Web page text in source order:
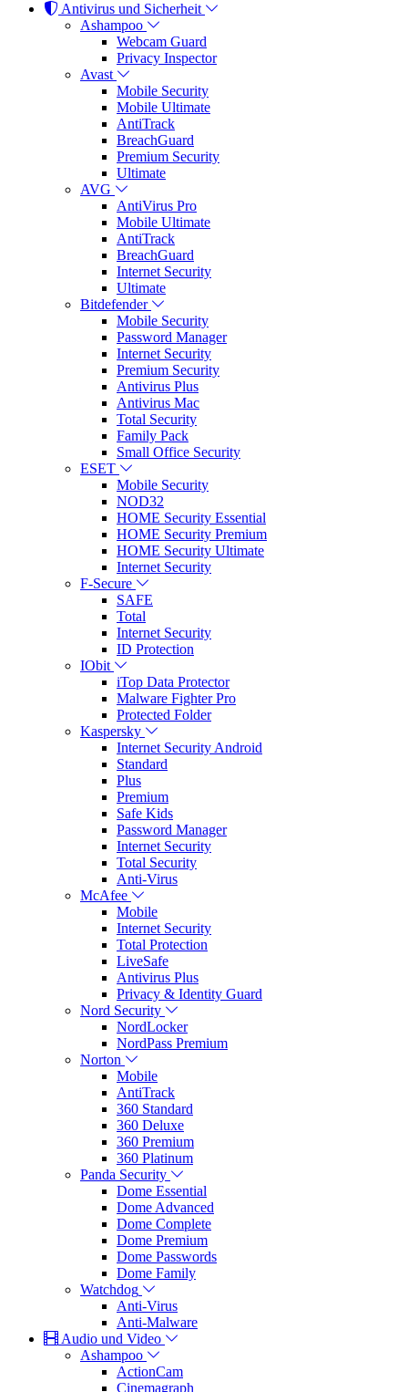
Antivirus und Sicherheit
Ashampoo
Webcam Guard
Privacy Inspector
Avast
Mobile Security
Mobile Ultimate
AntiTrack
BreachGuard
Premium Security
Ultimate
AVG
AntiVirus Pro
Mobile Ultimate
AntiTrack
BreachGuard
Internet Security
Ultimate
Bitdefender
Mobile Security
Password Manager
Internet Security
Premium Security
Antivirus Plus
Antivirus Mac
Total Security
Family Pack
Small Office Security
ESET
Mobile Security
NOD32
HOME Security Essential
HOME Security Premium
HOME Security Ultimate
Internet Security
F-Secure
SAFE
Total
Internet Security
ID Protection
IObit
iTop Data Protector
Malware Fighter Pro
Protected Folder
Kaspersky
Internet Security Android
Standard
Plus
Premium
Safe Kids
Password Manager
Internet Security
Total Security
Anti-Virus
McAfee
Mobile
Internet Security
Total Protection
LiveSafe
Antivirus Plus
Privacy & Identity Guard
Nord Security
NordLocker
NordPass Premium
Norton
Mobile
AntiTrack
360 Standard
360 Deluxe
360 Premium
360 Platinum
Panda Security
Dome Essential
Dome Advanced
Dome Complete
Dome Premium
Dome Passwords
Dome Family
Watchdog
Anti-Virus
Anti-Malware
Audio und Video
Ashampoo
ActionCam
Cinemagraph